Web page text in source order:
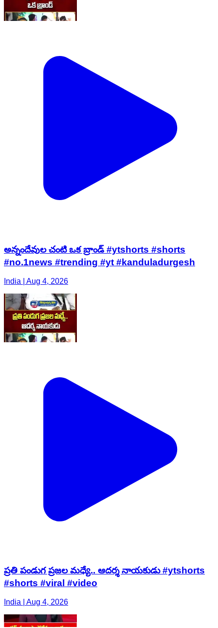
అన్నందేవుల చంటి ఒక బ్రాండ్ #ytshorts #shorts
#no.1news #trending #yt #kanduladurgesh
India | Aug 4, 2026
ప్రతి పండుగ ప్రజల మధ్యే.. ఆదర్శ నాయకుడు #ytshorts
#shorts #viral #video
India | Aug 4, 2026